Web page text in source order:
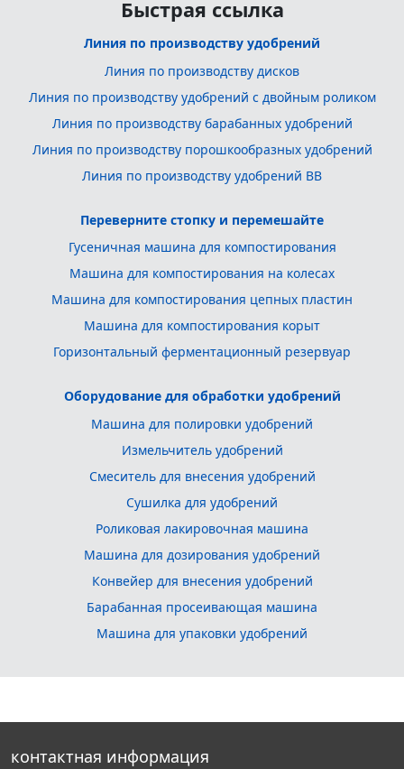
Быстрая ссылка
Линия по производству удобрений
Линия по производству дисков
Линия по производству удобрений с двойным роликом
Линия по производству барабанных удобрений
Линия по производству порошкообразных удобрений
Линия по производству удобрений BB
Переверните стопку и перемешайте
Гусеничная машина для компостирования
Машина для компостирования на колесах
Машина для компостирования цепных пластин
Машина для компостирования корыт
Горизонтальный ферментационный резервуар
Оборудование для обработки удобрений
Машина для полировки удобрений
Измельчитель удобрений
Смеситель для внесения удобрений
Сушилка для удобрений
Роликовая лакировочная машина
Машина для дозирования удобрений
Конвейер для внесения удобрений
Барабанная просеивающая машина
Машина для упаковки удобрений
контактная информация